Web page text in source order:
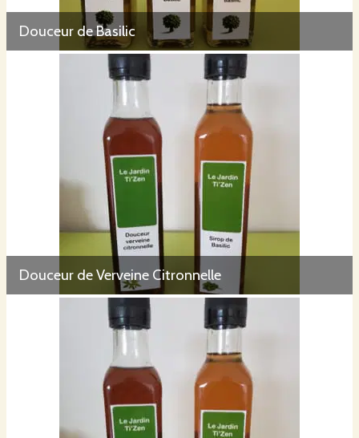
Douceur de Basilic
Douceur de Verveine Citronnelle